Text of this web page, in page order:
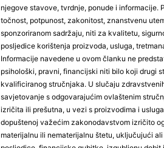
njegove stavove, tvrdnje, ponude i informacije.
točnost, potpunost, zakonitost, znanstvenu
sponzoriranom sadržaju, niti za kvalitetu,
posljedice korištenja proizvoda, usluga,
Informacije navedene u ovom članku ne
psihološki, pravni, financijski niti bilo koji drugi
kvalificiranog stručnjaka. U slučaju
savjetovanje s odgovarajućim ovlaštenim
izričita ili prešutna, u vezi s proizvodima i
dopuštenoj važećim zakonodavstvom izričito
materijalnu ili nematerijalnu štetu, uključujući